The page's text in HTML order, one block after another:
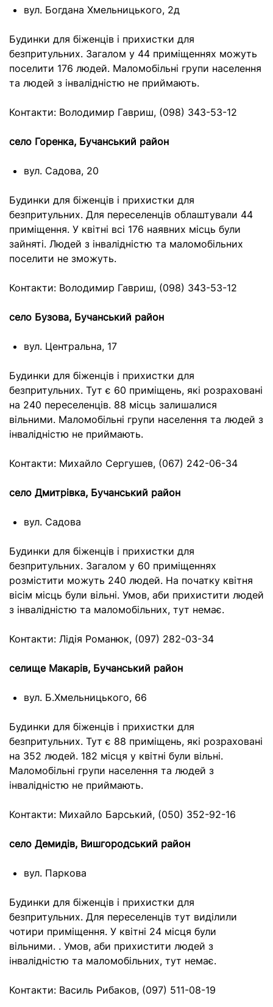
вул. Богдана Хмельницького, 2д
Будинки для біженців і прихистки для
безпритульних. Загалом у 44 приміщеннях можуть
поселити 176 людей. Маломобільні групи населення
та людей з інвалідністю не приймають.
Контакти: Володимир Гавриш, (098) 343-53-12
село Горенка, Бучанський район
вул. Садова, 20
Будинки для біженців і прихистки для
безпритульних. Для переселенців облаштували 44
приміщення. У квітні всі 176 наявних місць були
зайняті. Людей з інвалідністю та маломобільних
поселити не зможуть.
Контакти: Володимир Гавриш, (098) 343-53-12
село Бузова, Бучанський район
вул. Центральна, 17
Будинки для біженців і прихистки для
безпритульних. Тут є 60 приміщень, які розраховані
на 240 переселенців. 88 місць залишалися
вільними. Маломобільні групи населення та людей з
інвалідністю не приймають.
Контакти: Михайло Сергушев, (067) 242-06-34
село Дмитрівка, Бучанський район
вул. Садова
Будинки для біженців і прихистки для
безпритульних. Загалом у 60 приміщеннях
розмістити можуть 240 людей. На початку квітня
вісім місць були вільні. Умов, аби прихистити людей
з інвалідністю та маломобільних, тут немає.
Контакти: Лідія Романюк, (097) 282-03-34
селище Макарів, Бучанський район
вул. Б.Хмельницького, 66
Будинки для біженців і прихистки для
безпритульних. Тут є 88 приміщень, які розраховані
на 352 людей. 182 місця у квітні були вільні.
Маломобільні групи населення та людей з
інвалідністю не приймають.
Контакти: Михайло Барський, (050) 352-92-16
село Демидів, Вишгородський район
вул. Паркова
Будинки для біженців і прихистки для
безпритульних. Для переселенців тут виділили
чотири приміщення. У квітні 24 місця були
вільними. . Умов, аби прихистити людей з
інвалідністю та маломобільних, тут немає.
Контакти: Василь Рибаков, (097) 511-08-19